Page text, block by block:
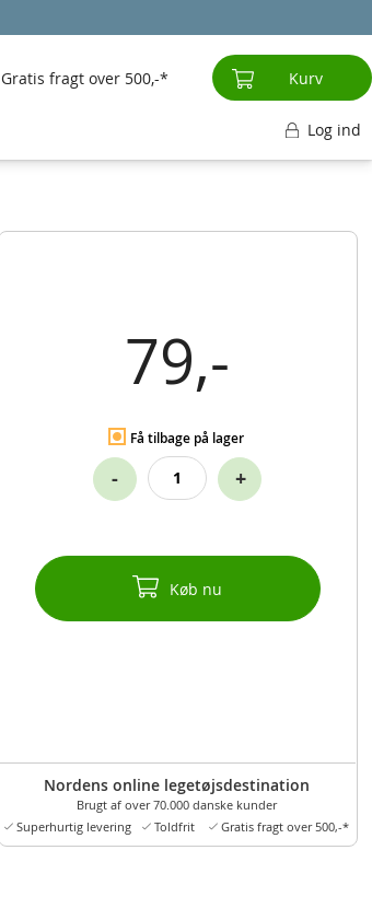
79,-
Få tilbage på lager
- +
Køb nu
Nordens online legetøjsdestination
Brugt af over 70.000 danske kunder
Superhurtig levering
Toldfrit Gratis fragt over 500,-*
Gratis fragt over 500,- Kurv
Log ind